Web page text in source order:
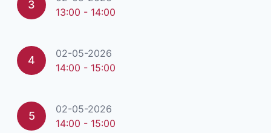
3
13:00 - 14:00
4
02-05-2026
14:00 - 15:00
5
02-05-2026
14:00 - 15:00